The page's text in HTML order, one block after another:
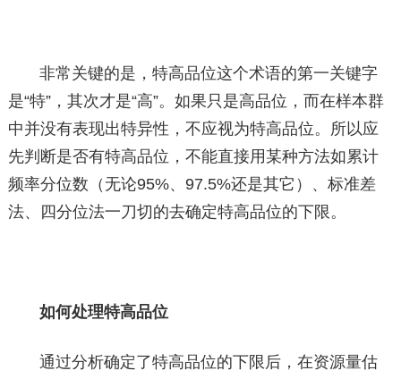
非常关键的是，特高品位这个术语的第一关键字
是“特”，其次才是“高”。如果只是高品位，而在样本群
中并没有表现出特异性，不应视为特高品位。所以应
先判断是否有特高品位，不能直接用某种方法如累计
频率分位数（无论95%、97.5%还是其它）、标准差
法、四分位法一刀切的去确定特高品位的下限。
如何处理特高品位
通过分析确定了特高品位的下限后，在资源量估